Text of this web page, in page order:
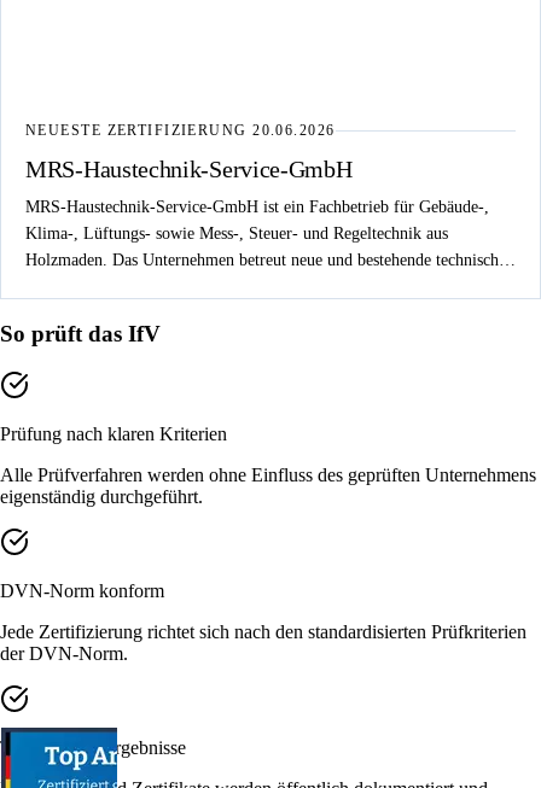
NEUESTE ZERTIFIZIERUNG20.06.2026
MRS-Haustechnik-Service-GmbH
MRS-Haustechnik-Service-GmbH ist ein Fachbetrieb für Gebäude-,
Klima-, Lüftungs- sowie Mess-, Steuer- und Regeltechnik aus
Holzmaden. Das Unternehmen betreut neue und bestehende technische
Sanierungsaufgaben. Die öffentlichen Unternehmensdaten nennen
231445 und die USt-ID DE187843668.
So prüft das IfV
Prüfung nach klaren Kriterien
Alle Prüfverfahren werden ohne Einfluss des geprüften Unternehmens
eigenständig durchgeführt.
DVN-Norm konform
Jede Zertifizierung richtet sich nach den standardisierten Prüfkriterien
der DVN-Norm.
Transparente Ergebnisse